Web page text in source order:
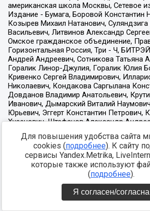
Для повышения удобства сайта
cookies (подробнее). К сайту
сервисы Yandex.Metrika,
которые также используют
(подробнее).
Я согласен/согласна